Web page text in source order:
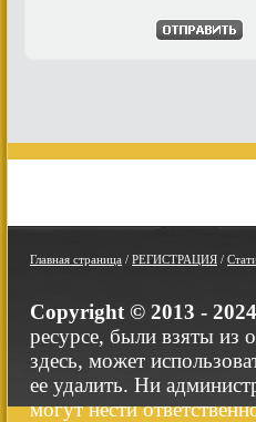
Главная страница / РЕГИСТРАЦИЯ /
Copyright © 2013 -
ресурсе, были взяты из
здесь, может
ее удалить. Ни
могут нести